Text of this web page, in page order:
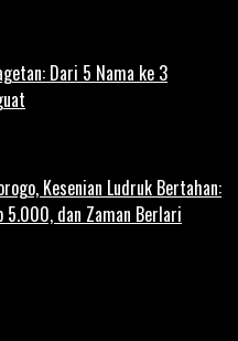
Dari 5 Nama ke 3
Kesenian Ludruk Bertahan:
dan Zaman Berlari